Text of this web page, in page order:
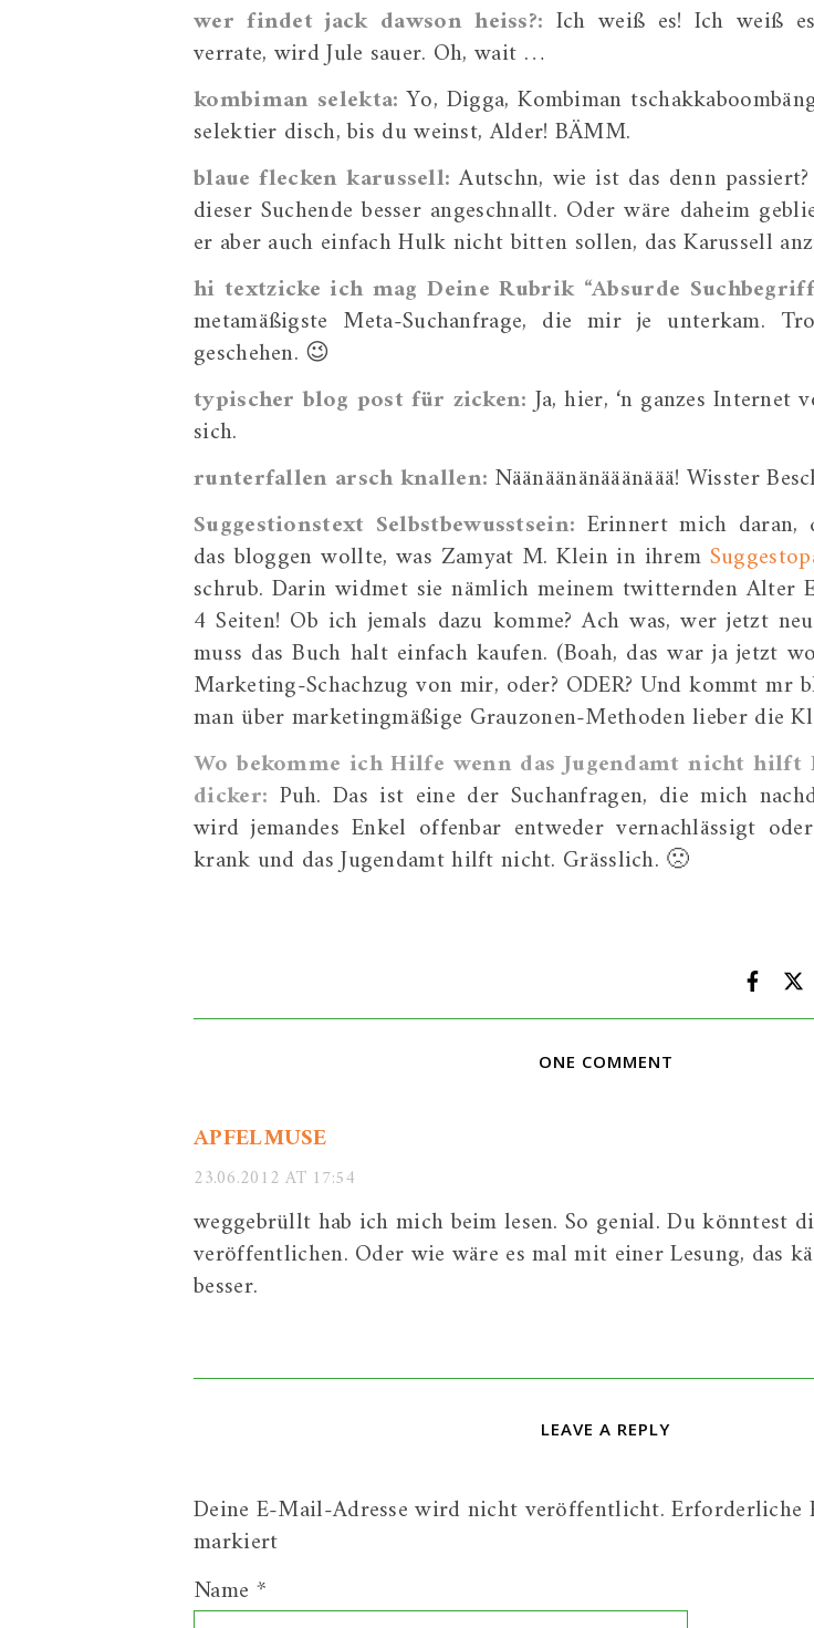
wer findet jack dawson heiss?: Ich weiß es! Ich weiß
verrate, wird Jule sauer. Oh, wait …
kombiman selekta: Yo, Digga, Kombiman
selektier disch, bis du weinst, Alder! BÄMM.
blaue flecken karussell: Autschn, wie ist das denn
dieser Suchende besser angeschnallt. Oder wäre daheim
er aber auch einfach Hulk nicht bitten sollen, das Karussell
hi textzicke ich mag Deine Rubrik “Absurde
metamäßigste Meta-Suchanfrage, die mir je unterkam.
geschehen. 😉
typischer blog post für zicken:Ja, hier, ‘n ganzes Internet
sich.
runterfallen arsch knallen: Näänäänänääänäää! Wisster
Suggestionstext Selbstbewusstsein: Erinnert mich daran,
das bloggen wollte, was Zamyat M. Klein in ihrem
schrub. Darin widmet sie nämlich meinem twitternden Alter
4 Seiten! Ob ich jemals dazu komme? Ach was, wer jetzt
muss das Buch halt einfach kaufen. (Boah, das war ja jetzt
Marketing-Schachzug von mir, oder? ODER? Und kommt mr
man über marketingmäßige Grauzonen-Methoden lieber die
Wo bekomme ich Hilfe wenn das Jugendamt nicht
dicker: Puh. Das ist eine der Suchanfragen, die mich
wird jemandes Enkel offenbar entweder vernachlässigt
krank und das Jugendamt hilft nicht. Grässlich. 🙁
ONE COMMENT
APFELMUSE
23.06.2012 AT 17:54
weggebrüllt hab ich mich beim lesen. So genial. Du könntest
veröffentlichen. Oder wie wäre es mal mit einer Lesung, das
besser.
LEAVE A REPLY
Deine E-Mail-Adresse wird nicht veröffentlicht.
markiert
Name *